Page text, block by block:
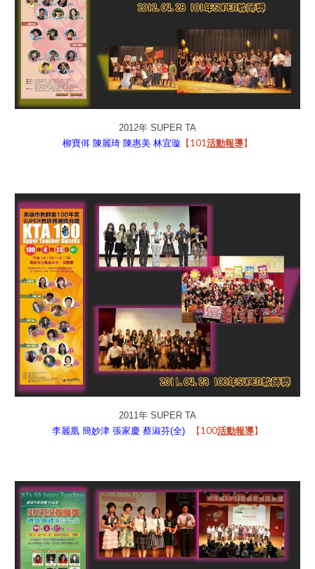
2012年 SUPER TA
柳寶佴 陳麗琦 陳惠美 林宜璇 【101活動報導】
2011年 SUPER TA
李麗凰 簡妙津 張家慶 蔡淑芬(全) 【100活動報導】